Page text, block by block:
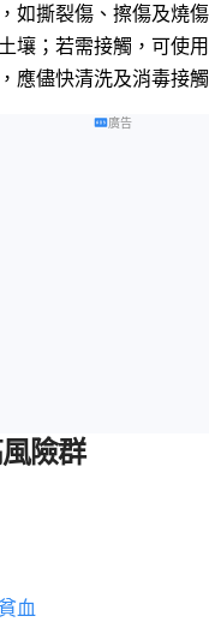
如撕裂傷、擦傷及燒
壤；若需接觸，可使
應儘快清洗及消毒接觸
廣告
險群
血